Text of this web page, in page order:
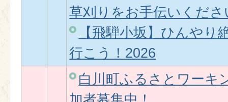
草刈りをお手伝いくださ
【飛騨小坂】ひんやり
行こう！2026
白川町ふるさとワー